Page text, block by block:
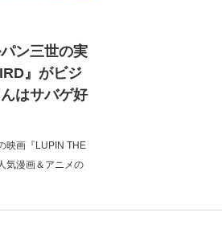
ン三世の実
』がビジ
はサバゲ好
映画『LUPIN THE
気漫画＆アニメの